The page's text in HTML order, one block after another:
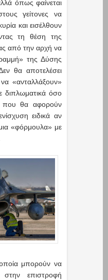
όπως φαίνεται
γείτονες να
και εισέλθουν
τη θέση της
από την αρχή να
της Δύσης
θα αποτελέσει
«ανταλλάξουν»
διπλωματικά όσο
που θα αφορούν
ειδικά αν
«φόρμουλα» με
μπορούν να
στην επιστροφή